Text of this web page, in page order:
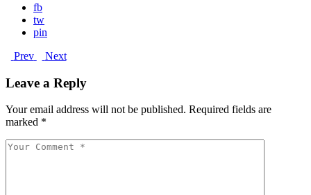
fb
tw
pin
Prev
Next
Leave a Reply
Your email address will not be published. Required fields are
marked *